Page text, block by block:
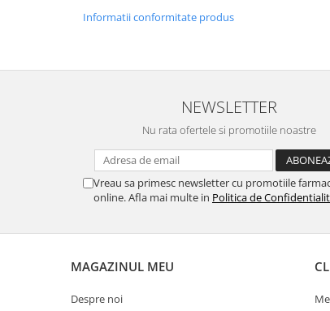
Informatii conformitate produs
NEWSLETTER
Nu rata ofertele si promotiile noastre
Vreau sa primesc newsletter cu promotiile
online. Afla mai multe in Politica de
MAGAZINUL MEU
Despre noi